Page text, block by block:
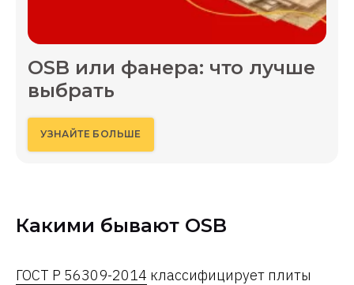
OSB или фанера: что лучше
выбрать
УЗНАЙТЕ БОЛЬШЕ
Какими бывают OSB
ГОСТ Р 56309-2014 классифицирует плиты